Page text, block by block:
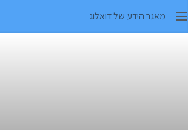
מאגר הידע של דואלוג